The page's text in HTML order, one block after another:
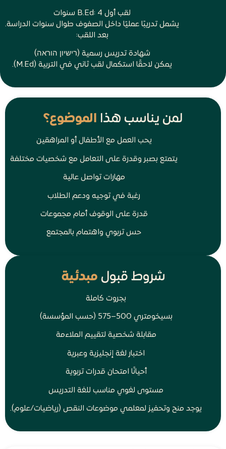
لقب أول B.Ed: 4 سنوات
يشمل تدريبًا عمليًا داخل الصفوف طوال سنوات الدراسة.
بعد اللقب:
شهادة تدريس رسمية (רישיון הוראה)
يمكن لاحقًا استكمال لقب ثاني في التربية (M.Ed).
لمن يناسب هذا الموضوع؟
يحب العمل مع الأطفال أو المراهقين
يتمتع بصبر وقدرة على التعامل مع شخصيات مختلفة
مهارات تواصل عالية
رغبة في توجيه ودعم الطلاب
قدرة على الوقوف أمام مجموعات
حس تربوي واهتمام بالمجتمع
شروط قبول مبدئية
بجروت كاملة
بسيخومتري 500–575 (حسب المؤسسة)
مقابلة شخصية لتقييم الملاءمة
اختبار لغة إنجليزية وعبرية
أحيانًا امتحان قدرات تربوية
مستوى لغوي مناسب للغة التدريس
يوجد منح وتحفيز لمعلمي موضوعات النقص (رياضيات/علوم).